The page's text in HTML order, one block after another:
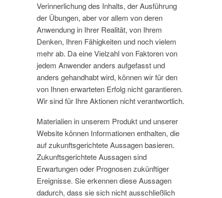
Verinnerlichung des Inhalts, der Ausführung
der Übungen, aber vor allem von deren
Anwendung in Ihrer Realität, von Ihrem
Denken, Ihren Fähigkeiten und noch vielem
mehr ab. Da eine Vielzahl von Faktoren von
jedem Anwender anders aufgefasst und
anders gehandhabt wird, können wir für den
von Ihnen erwarteten Erfolg nicht garantieren.
Wir sind für Ihre Aktionen nicht verantwortlich.
Materialien in unserem Produkt und unserer
Website können Informationen enthalten, die
auf zukunftsgerichtete Aussagen basieren.
Zukunftsgerichtete Aussagen sind
Erwartungen oder Prognosen zukünftiger
Ereignisse. Sie erkennen diese Aussagen
dadurch, dass sie sich nicht ausschließlich